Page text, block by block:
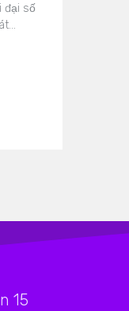
đại số
15